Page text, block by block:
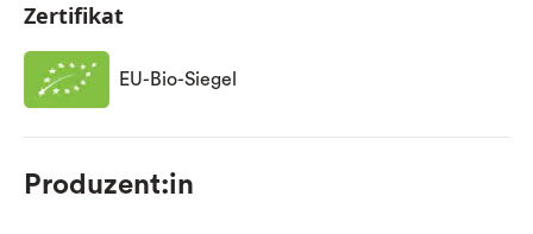
Zertifikat
EU-Bio-Siegel
Produzent:in